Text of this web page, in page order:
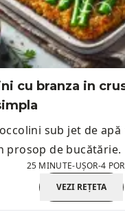
cu branza in
sub jet de apă
prosop de bucătărie.
25 MINUTE-UȘOR-4
VEZI REȚETA